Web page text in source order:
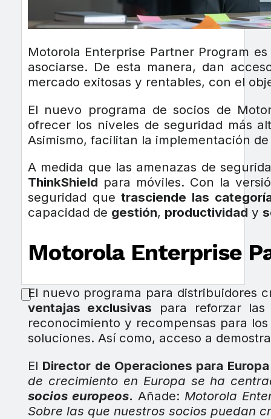
Motorola Enterprise Partner Program
asociarse. De esta manera, dan
mercado exitosas y rentables, con el
El nuevo programa de socios de
ofrecer los niveles de seguridad más
Asimismo, facilitan la implementación
A medida que las amenazas de
ThinkShield para móviles. Con la
seguridad quetrasciende las
capacidad de gestión, productividad y
Motorola Enterprise
El nuevo programa para distribuidores
ventajas exclusivas para reforzar
reconocimiento y recompensas para
soluciones. Así como, acceso a
El Director de Operaciones para
de crecimiento en Europa se ha
socios europeos. Añade: Motorola
Sobre las que nuestros socios puedan